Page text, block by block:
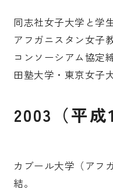
同志社女子大学と学
アフガニスタン女子
コンソーシアム協定
田塾大学・東京女子
2003（平成
カブール大学（アフ
結。